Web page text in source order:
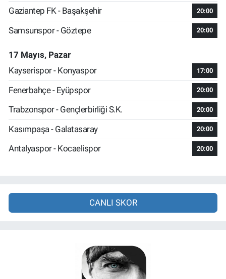
Gaziantep FK - Başakşehir 20:00
Samsunspor - Göztepe 20:00
17 Mayıs, Pazar
Kayserispor - Konyaspor
17:00
Fenerbahçe - Eyüpspor 20:00
Trabzonspor - Gençlerbirliği S.K. 20:00
Kasımpaşa - Galatasaray 20:00
Antalyaspor - Kocaelispor 20:00
CANLI SKOR